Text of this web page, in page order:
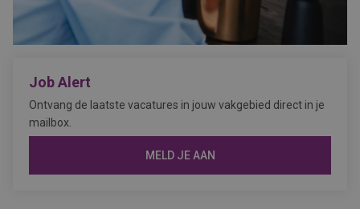
Job Alert
Ontvang de laatste vacatures in jouw vakgebied direct in je
mailbox.
MELD JE AAN